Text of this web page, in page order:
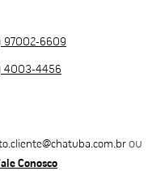
97002-6609
4003-4456
ou
Conosco